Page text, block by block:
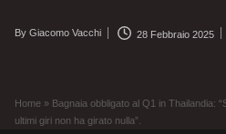
Posted
By Giacomo Vacchi 28 Febbraio 2025
Home » Bagnaia obbligato al Q1 in Thailandia:
ultimi giri non ha girato nulla”.